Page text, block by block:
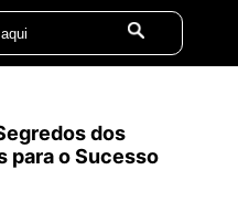
dos
para o Sucesso